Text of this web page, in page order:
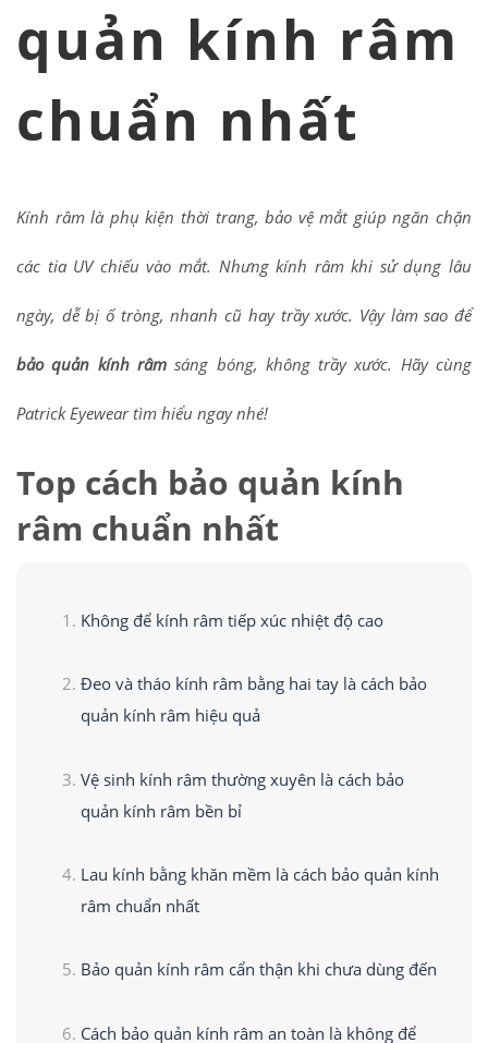
quản kính râm
chuẩn nhất
Kính râm là phụ kiện thời trang, bảo vệ mắt giúp ngăn chặn
các tia UV chiếu vào mắt. Nhưng kính râm khi sử dụng lâu
ngày, dễ bị ố tròng, nhanh cũ hay trầy xước. Vậy làm sao để
bảo quản kính râmsáng bóng, không trầy xước. Hãy cùng
Patrick Eyewear tìm hiểu ngay nhé!
Top cách bảo quản kính
râm chuẩn nhất
Không để kính râm tiếp xúc nhiệt độ cao
Đeo và tháo kính râm bằng hai tay là cách bảo
quản kính râm hiệu quả
Vệ sinh kính râm thường xuyên là cách bảo
quản kính râm bền bỉ
Lau kính bằng khăn mềm là cách bảo quản kính
râm chuẩn nhất
Bảo quản kính râm cẩn thận khi chưa dùng đến
Cách bảo quản kính râm an toàn là không để